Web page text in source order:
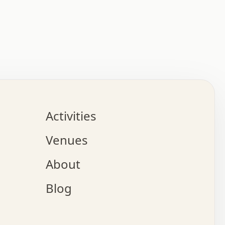
.   .   .   .   .   .   .   .   x   .   .   .   .
o   .   .   .   .   .   .   .   .   x   .   .   .
.   .   .   :   .   .   .   x   .   .   .   :   .
.   .   .   +   .   .   .   .   .   .   .   .   x
.   .   x   .   .   .   .   .   .   :   .   .   .
.   .   .   .   .   +   .   .   .   .   x   .   .
.   .   .   .   x   .   .   o   .   .   .   .   .
.   .   .   .   .   .   .   .   .   .   .   .   .
x   .   .   .   .   .   +   .   .   x   .   .   .
.   .   .   .   +   o   .   .   .   .   .   x   .
Activities
Venues
About
Blog